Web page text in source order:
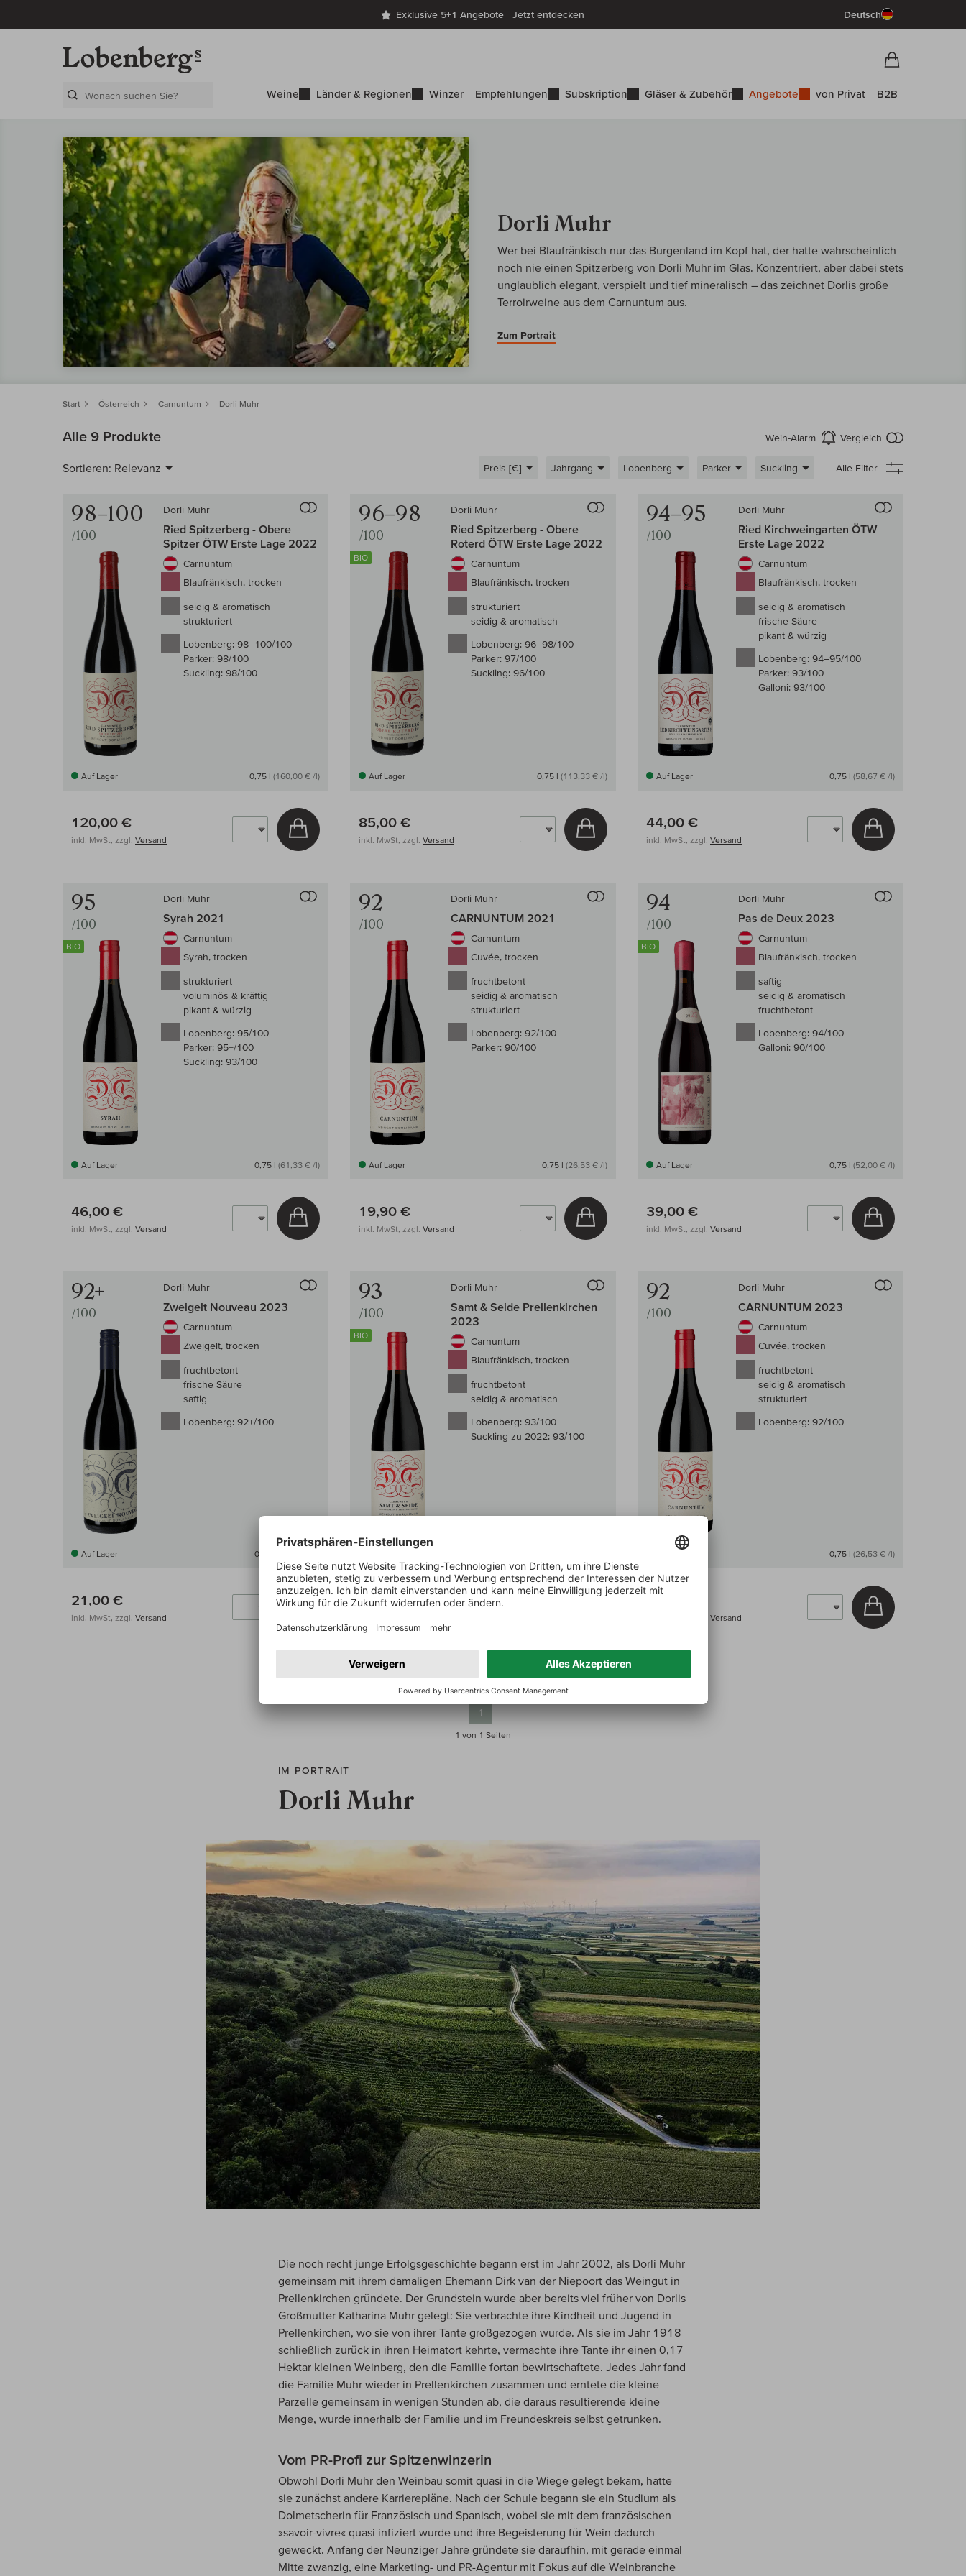
Exklusive 5+1 Angebote Jetzt entdecken Deutsch
Weine Länder & Regionen Winzer Empfehlungen Subskription Gläser & Zubehör Angebote von Privat B2B
Dorli Muhr
Wer bei Blaufränkisch nur das Burgenland im Kopf hat, der hatte wahrscheinlich
noch nie einen Spitzerberg von Dorli Muhr im Glas. Konzentriert, aber dabei stets
unglaublich elegant, verspielt und tief mineralisch – das zeichnet Dorlis große
Terroirweine aus dem Carnuntum aus.
Zum Portrait
Start Österreich Carnuntum Dorli Muhr
Alle 9 Produkte Wein-Alarm
aktivieren Vergleich
Sortieren: Relevanz Preis [€] Jahrgang Lobenberg Parker Suckling Alle Filter
98–100
/100
Dorli Muhr
Ried Spitzerberg - Obere
Spitzer ÖTW Erste Lage 2022
Carnuntum
Blaufränkisch, trocken
seidig & aromatisch
strukturiert
Lobenberg: 98–100/100
Parker: 98/100
Suckling: 98/100
Auf Lager 0,75 l (160,00 € /l)
120,00 €
inkl. MwSt, zzgl. Versand
In den Warenkorb
96–98
/100
BIO
Dorli Muhr
Ried Spitzerberg - Obere
Roterd ÖTW Erste Lage 2022
Carnuntum
Blaufränkisch, trocken
strukturiert
seidig & aromatisch
Lobenberg: 96–98/100
Parker: 97/100
Suckling: 96/100
Auf Lager 0,75 l (113,33 € /l)
85,00 €
inkl. MwSt, zzgl. Versand
In den Warenkorb
94–95
/100
Dorli Muhr
Ried Kirchweingarten ÖTW
Erste Lage 2022
Carnuntum
Blaufränkisch, trocken
seidig & aromatisch
frische Säure
pikant & würzig
Lobenberg: 94–95/100
Parker: 93/100
Galloni: 93/100
Auf Lager 0,75 l (58,67 € /l)
44,00 €
inkl. MwSt, zzgl. Versand
In den
95
/100
BIO
Dorli Muhr
Syrah 2021
Carnuntum
Syrah, trocken
strukturiert
voluminös & kräftig
pikant & würzig
Lobenberg: 95/100
Parker: 95+/100
Suckling: 93/100
Auf Lager 0,75 l (61,33 € /l)
46,00 €
inkl. MwSt, zzgl. Versand
In den Warenkorb
92
/100
Dorli Muhr
CARNUNTUM 2021
Carnuntum
Cuvée, trocken
fruchtbetont
seidig & aromatisch
strukturiert
Lobenberg: 92/100
Parker: 90/100
Auf Lager 0,75 l (26,53 € /l)
19,90 €
inkl. MwSt, zzgl. Versand
In den Warenkorb
94
/100
BIO
Dorli Muhr
Pas de Deux 2023
Carnuntum
Blaufränkisch, trocken
saftig
seidig & aromatisch
fruchtbetont
Lobenberg: 94/100
Galloni: 90/100
Auf Lager 0,75 l (52,00 € /l)
39,00 €
inkl. MwSt, zzgl. Versand
In den
92+
/100
Dorli Muhr
Zweigelt Nouveau 2023
Carnuntum
Zweigelt, trocken
fruchtbetont
frische Säure
saftig
Lobenberg: 92+/100
Auf Lager 0,75 l
21,00 €
inkl. MwSt, zzgl. Versand
In den Warenkorb
93
/100
BIO
Dorli Muhr
Samt & Seide Prellenkirchen
2023
Carnuntum
Blaufränkisch, trocken
fruchtbetont
seidig & aromatisch
Lobenberg: 93/100
Suckling zu 2022: 93/100
25,50 € In den Warenkorb
92
/100
Dorli Muhr
CARNUNTUM 2023
Carnuntum
Cuvée, trocken
fruchtbetont
seidig & aromatisch
strukturiert
Lobenberg: 92/100
0,75 l (26,53 € /l)
Versand
In den
1 - 9 von 9 Produkte
1
1 von 1 Seiten
IM PORTRAIT
Dorli Muhr
Die noch recht junge Erfolgsgeschichte begann erst im Jahr 2002, als Dorli Muhr
gemeinsam mit ihrem damaligen Ehemann Dirk van der Niepoort das Weingut in
Prellenkirchen gründete. Der Grundstein wurde aber bereits viel früher von Dorlis
Großmutter Katharina Muhr gelegt: Sie verbrachte ihre Kindheit und Jugend in
Prellenkirchen, wo sie von ihrer Tante großgezogen wurde. Als sie im Jahr 1918
schließlich zurück in ihren Heimatort kehrte, vermachte ihre Tante ihr einen 0,17
Hektar kleinen Weinberg, den die Familie fortan bewirtschaftete. Jedes Jahr fand
die Familie Muhr wieder in Prellenkirchen zusammen und erntete die kleine
Parzelle gemeinsam in wenigen Stunden ab, die daraus resultierende kleine
Menge, wurde innerhalb der Familie und im Freundeskreis selbst getrunken.
Vom PR-Profi zur Spitzenwinzerin
Obwohl Dorli Muhr den Weinbau somit quasi in die Wiege gelegt bekam, hatte
sie zunächst andere Karrierepläne. Nach der Schule begann sie ein Studium als
Dolmetscherin für Französisch und Spanisch, wobei sie mit dem französischen
»savoir-vivre« quasi infiziert wurde und ihre Begeisterung für Wein dadurch
geweckt. Anfang der Neunziger Jahre gründete sie daraufhin, mit gerade einmal
Mitte zwanzig, eine Marketing- und PR-Agentur mit Fokus auf die Weinbranche